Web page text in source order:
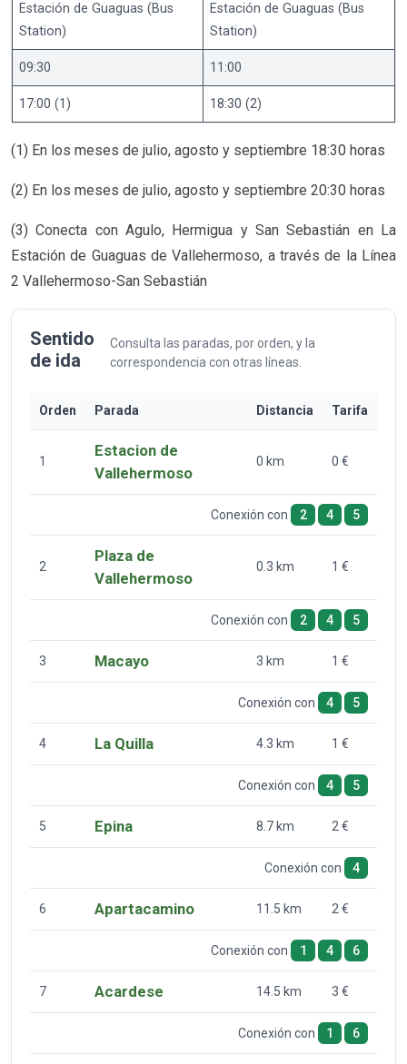
Estación de Guaguas (Bus
Station)
Estación de Guaguas (Bus
Station)
09:30 11:00
17:00 (1) 18:30 (2)
(1) En los meses de julio, agosto y septiembre 18:30 horas
(2) En los meses de julio, agosto y septiembre 20:30 horas
(3) Conecta con Agulo, Hermigua y San Sebastián en La
Estación de Guaguas de Vallehermoso, a través de la Línea
2 Vallehermoso-San Sebastián
Sentido
de ida
Consulta las paradas, por orden, y la
correspondencia con otras líneas.
Orden Parada Distancia Tarifa
1
Estacion de
Vallehermoso
0 km 0 €
Conexión con 2 4 5
2
Plaza de
Vallehermoso
0.3 km 1 €
Conexión con 2 4 5
3 Macayo 3 km 1 €
Conexión con 4 5
4 La Quilla 4.3 km 1 €
Conexión con 4 5
5 Epina 8.7 km 2 €
Conexión con 4
6 Apartacamino 11.5 km 2 €
Conexión con 1 4 6
7 Acardese 14.5 km 3 €
Conexión con 1 6